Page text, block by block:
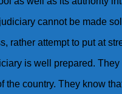
cannot be made
attempt to put at
is well prepared.
country. They know